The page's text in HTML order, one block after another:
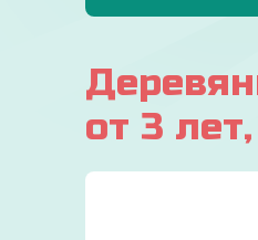
от 3